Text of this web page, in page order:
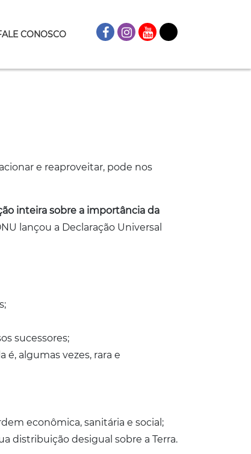
CONOSCO
e reaproveitar, pode nos
inteira sobre a importância da
lançou a Declaração Universal
sucessores;
algumas vezes, rara e
econômica, sanitária e social;
distribuição desigual sobre a Terra.